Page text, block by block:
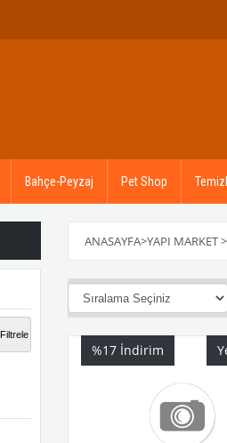
Bahçe-Peyzaj Pet Shop
Filtrele
₺40.000,00 üzerinde
ANASAYFA>YAPI MARKET>
%17 İndirim